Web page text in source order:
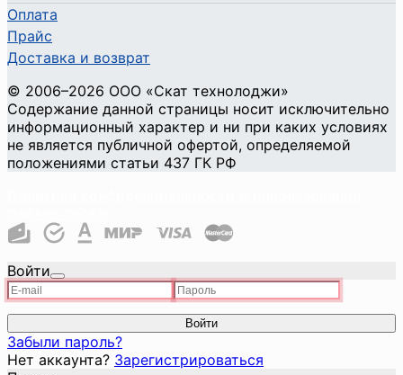
Оплата
Прайс
Доставка и возврат
© 2006–2026 ООО «Скат технолоджи»
Содержание данной страницы носит исключительно
информационный характер и ни при каких условиях
не является публичной офертой, определяемой
положениями статьи 437 ГК РФ
Войти
Войти
Забыли пароль?
Нет аккаунта? Зарегистрироваться